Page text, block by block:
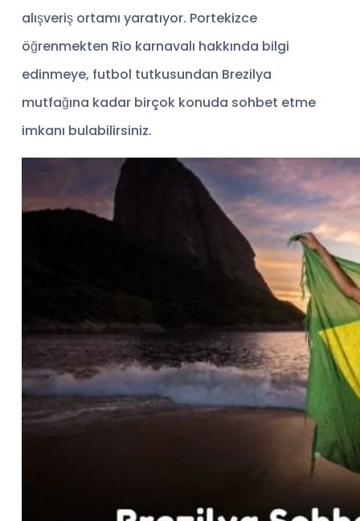
alışveriş ortamı yaratıyor. Portekizce
öğrenmekten Rio karnavalı hakkında bilgi
edinmeye, futbol tutkusundan Brezilya
mutfağına kadar birçok konuda sohbet etme
imkanı bulabilirsiniz.